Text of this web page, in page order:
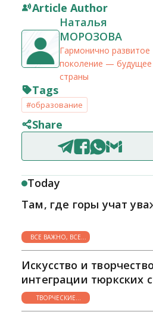
Article Author
Наталья
МОРОЗОВА
Гармонично развитое
поколение — будущее
страны
Tags
#образование
Share
Today
Там, где горы учат
ВСЕ ВАЖНО, ВСЕ
НУЖНО
Искусство и
интеграции тюркских
ТВОРЧЕСКИЕ
ГОРИЗОНТЫ